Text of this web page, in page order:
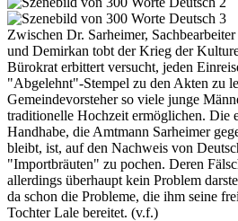
Zwischen Dr. Sarheimer,
und Demirkan tobt der Krieg der
Bürokrat erbittert versucht, jeden
"Abgelehnt"-Stempel zu den Akten zu
Gemeindevorsteher so viele junge
traditionelle Hochzeit ermöglichen. Die
Handhabe, die Amtmann Sarheimer
bleibt, ist, auf den Nachweis von
"Importbräuten" zu pochen. Deren
allerdings überhaupt kein Problem
da schon die Probleme, die ihm seine
Tochter Lale bereitet. (v.f.)